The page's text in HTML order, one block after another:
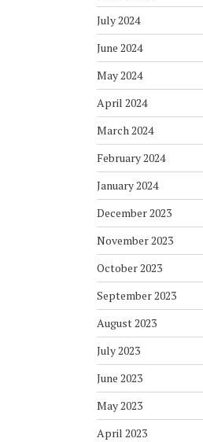
July 2024
June 2024
May 2024
April 2024
March 2024
February 2024
January 2024
December 2023
November 2023
October 2023
September 2023
August 2023
July 2023
June 2023
May 2023
April 2023